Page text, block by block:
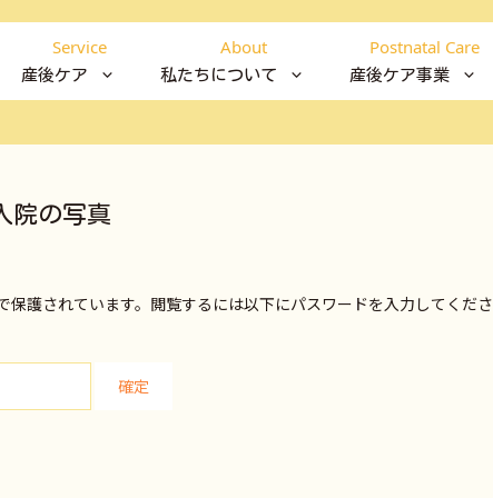
Service
産後ケア
About
私たちについて
Postnatal Care
産後ケア事業
院の写真
保護されています。閲覧するには以下にパスワードを入力してくださ